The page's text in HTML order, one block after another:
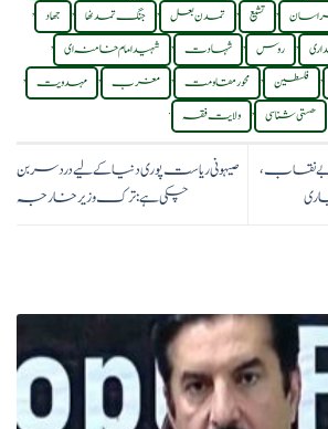
, تشیع , تمدن بعل , جنگ تمدنها , جهاد ,
, روس , شہادت , شہید امام خامنہ ای ,
, فلسطین , محور مقاومت , مغرب , مہدویت ,
هستی شناسی , ولایت فقہ .
بے نقاب،
صیہونی ریاست پوری دنیا کے لیے درد سر بن
چکی ہے: ترک وزیر خارجہ